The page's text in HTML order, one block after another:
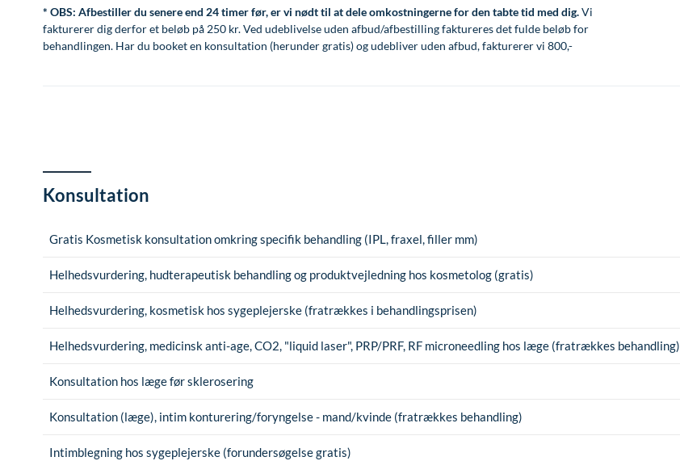
* OBS: Afbestiller du senere end 24 timer før, er vi nødt til at dele omkostningerne for den tabte tid med dig.Vi
fakturerer dig derfor et beløb på 250 kr. Ved udeblivelse uden afbud/afbestilling faktureres det fulde beløb for
behandlingen. Har du booket en konsultation (herunder gratis) og udebliver uden afbud, fakturerer vi 800,-
Konsultation
Gratis Kosmetisk konsultation omkring specifik behandling (IPL, fraxel, filler mm)
Helhedsvurdering, hudterapeutisk behandling og produktvejledning hos kosmetolog (gratis)
Helhedsvurdering, kosmetisk hos sygeplejerske (fratrækkes i behandlingsprisen)
Helhedsvurdering, medicinsk anti-age, CO2, "liquid laser", PRP/PRF, RF microneedling hos læge (fratrækkes behandling)
Konsultation hos læge før sklerosering
Konsultation (læge), intim konturering/foryngelse - mand/kvinde (fratrækkes behandling)
Intimblegning hos sygeplejerske (forundersøgelse gratis)